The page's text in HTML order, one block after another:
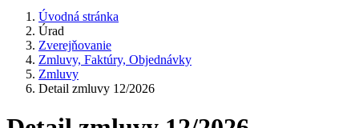
Úvodná stránka
Úrad
Zverejňovanie
Zmluvy, Faktúry, Objednávky
Zmluvy
Detail zmluvy 12/2026